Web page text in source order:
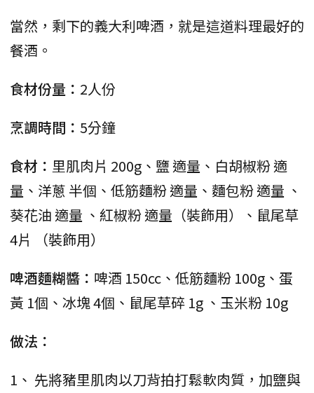
當然，剩下的義大利啤酒，就是這道料理最好的
餐酒。
食材份量： 2人份
烹調時間： 5分鐘
食材： 里肌肉片 200g、鹽 適量、白胡椒粉 適
量、洋蔥 半個、低筋麵粉 適量、麵包粉 適量 、
葵花油 適量 、紅椒粉 適量（裝飾用）、鼠尾草
4片 （裝飾用）
啤酒麵糊醬： 啤酒 150cc、低筋麵粉 100g、蛋
黃 1個、冰塊 4個、鼠尾草碎 1g 、玉米粉 10g
做法：
1、 先將豬里肌肉以刀背拍打鬆軟肉質，加鹽與